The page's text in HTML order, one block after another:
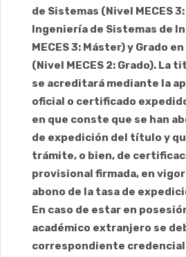
de Sistemas (Nivel MECES
Ingeniería de Sistemas de
MECES 3: Máster) y Grado
(Nivel MECES 2: Grado). La
se acreditará mediante la
oficial o certificado
en que conste que se han
de expedición del título y
trámite, o bien, de
provisional firmada, en
abono de la tasa de
En caso de estar en
académico extranjero se
correspondiente credencial